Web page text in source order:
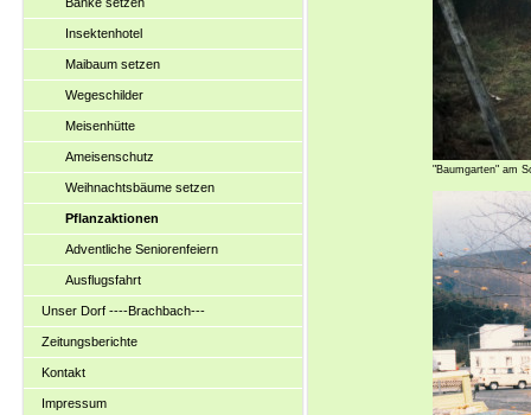
Insektenhotel
Maibaum setzen
Wegeschilder
Meisenhütte
Ameisenschutz
Weihnachtsbäume setzen
Pflanzaktionen
Adventliche Seniorenfeiern
Ausflugsfahrt
Unser Dorf ----Brachbach---
Zeitungsberichte
Kontakt
Impressum
"Baumgarten" am